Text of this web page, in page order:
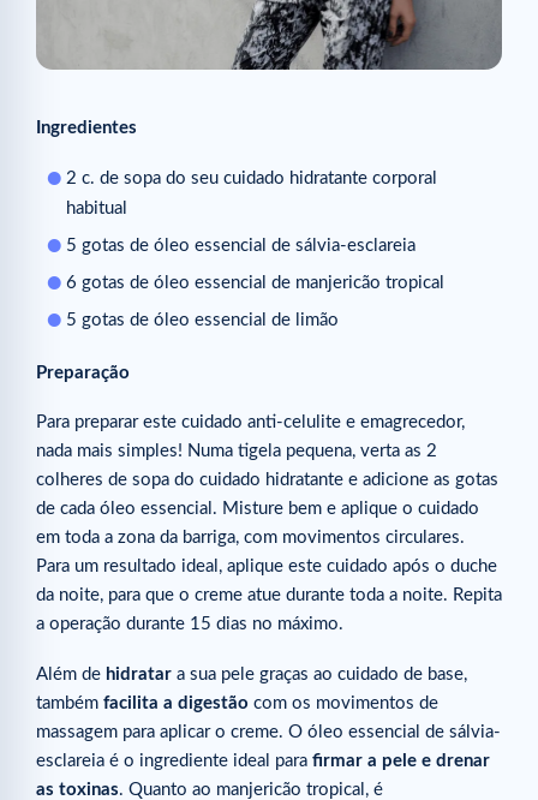
Ingredientes
2 c. de sopa do seu cuidado hidratante corporal
habitual
5 gotas de óleo essencial de sálvia-esclareia
6 gotas de óleo essencial de manjericão tropical
5 gotas de óleo essencial de limão
Preparação
Para preparar este cuidado anti-celulite e emagrecedor,
nada mais simples! Numa tigela pequena, verta as 2
colheres de sopa do cuidado hidratante e adicione as gotas
de cada óleo essencial. Misture bem e aplique o cuidado
em toda a zona da barriga, com movimentos circulares.
Para um resultado ideal, aplique este cuidado após o duche
da noite, para que o creme atue durante toda a noite. Repita
a operação durante 15 dias no máximo.
Além de hidratar a sua pele graças ao cuidado de base,
também facilita a digestão com os movimentos de
massagem para aplicar o creme. O óleo essencial de sálvia-
esclareia é o ingrediente ideal para firmar a pele e drenar
as toxinas. Quanto ao manjericão tropical, é